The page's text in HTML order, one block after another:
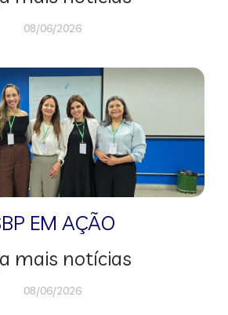
08/06/2026
EM AÇÃO
mais notícias
08/06/2026